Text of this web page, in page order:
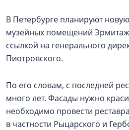
В Петербурге планируют
музейных помещений
ссылкой на генерального
Пиотровского.
По его словам, с последней
много лет. Фасады нужно
необходимо провести
в частности Рыцарского и